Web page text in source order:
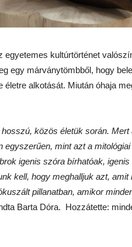
egyetemes kultúrtörténet
egy márványtömbből, hogy
alkotását. Miután óhaja
közös életük során.
mint azt a
igenis szóra bírhatóak,
kell, hogy meghalljuk azt,
pillanatban, amikor
Barta Dóra. Hozzátette: